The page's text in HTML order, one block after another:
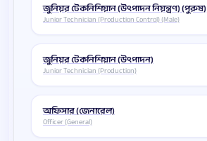
জুনিয়র টেকনিশিয়ান (উৎপাদন নিয়ন্ত্রণ) (পুরুষ)
Junior Technician (Production Control) (Male)
জুনিয়র টেকনিশিয়ান (উৎপাদন)
Junior Technician (Production)
অফিসার (জেনারেল)
Officer (General)